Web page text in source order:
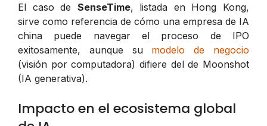
El caso de SenseTime, listada en Hong Kong,
sirve como referencia de cómo una empresa de IA
china puede navegar el proceso de IPO
exitosamente, aunque su modelo de negocio
(visión por computadora) difiere del de Moonshot
(IA generativa).
Impacto en el ecosistema global